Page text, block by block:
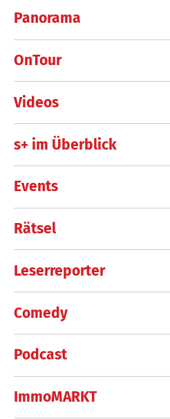
Panorama
OnTour
Videos
s+ im Überblick
Events
Rätsel
Leserreporter
Comedy
Podcast
ImmoMARKT